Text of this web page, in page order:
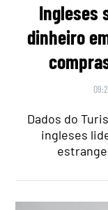
Ingleses
dinheiro
Dados do
ingleses